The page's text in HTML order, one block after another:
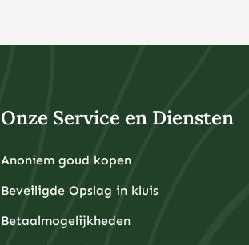
Onze Service en Diensten
Anoniem goud kopen
Beveiligde Opslag in kluis
Betaalmogelijkheden